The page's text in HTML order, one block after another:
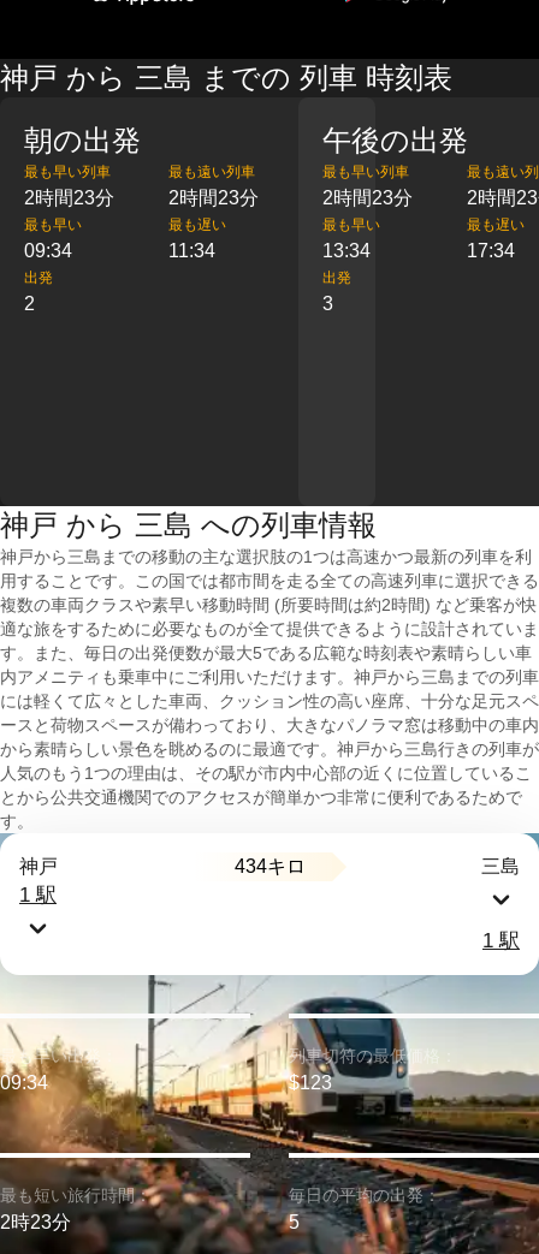
神戸 から 三島 までの 列車 時刻表
朝の出発
最も早い列車
2時間23分
最も遠い列車
2時間23分
最も早い
09:34
最も遅い
11:34
出発
2
午後の出発
最も早い列車
2時間23分
最も遠い
2時間
最も早い
13:34
最も遅い
17:34
出発
3
神戸 から 三島 への列車情報
神戸から三島までの移動の主な選択肢の1つは高速かつ最新の列車を利
用することです。この国では都市間を走る全ての高速列車に選択できる
複数の車両クラスや素早い移動時間 (所要時間は約2時間) など乗客が快
適な旅をするために必要なものが全て提供できるように設計されていま
す。また、毎日の出発便数が最大5である広範な時刻表や素晴らしい車
内アメニティも乗車中にご利用いただけます。神戸から三島までの列車
には軽くて広々とした車両、クッション性の高い座席、十分な足元スペ
ースと荷物スペースが備わっており、大きなパノラマ窓は移動中の車内
から素晴らしい景色を眺めるのに最適です。神戸から三島行きの列車が
人気のもう1つの理由は、その駅が市内中心部の近くに位置しているこ
とから公共交通機関でのアクセスが簡単かつ非常に便利であるためで
す。
神戸 434キロ 三島
1 駅
1 駅
最も短い旅行時間：
2時23分
最も早い出発：
09:34
列車切符の最低価格：
$123
毎日の平均の出発：
5